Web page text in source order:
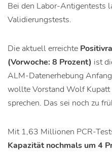
Bei den Labor-Antigentests
Validierungstests.
Die aktuell erreichte
(Vorwoche: 8 Prozent) ist
ALM-Datenerhebung
wollte Vorstand Wolf Kupatt
sprechen. Das sei noch zu
Mit 1,63 Millionen PCR-
Kapazität nochmals um 4